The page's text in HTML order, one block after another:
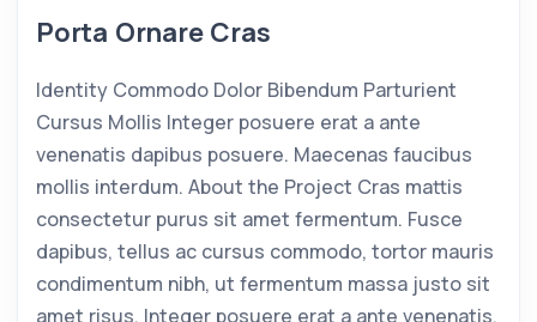
Porta Ornare Cras
Identity Commodo Dolor Bibendum Parturient
Cursus Mollis Integer posuere erat a ante
venenatis dapibus posuere. Maecenas faucibus
mollis interdum. About the Project Cras mattis
consectetur purus sit amet fermentum. Fusce
dapibus, tellus ac cursus commodo, tortor mauris
condimentum nibh, ut fermentum massa justo sit
amet risus. Integer posuere erat a ante venenatis.